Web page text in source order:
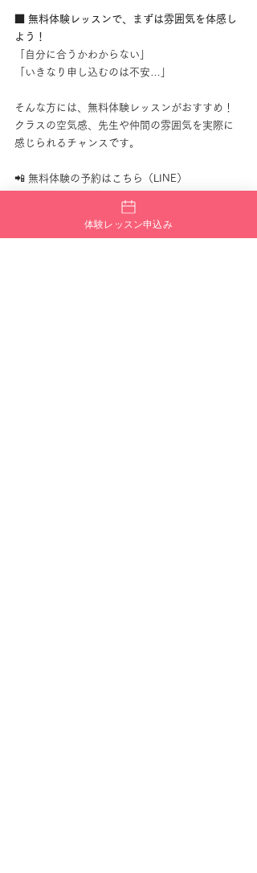
■ 無料体験レッスンで、まずは雰囲気を体感し
よう！
「自分に合うかわからない」
「いきなり申し込むのは不安…」
そんな方には、無料体験レッスンがおすすめ！
クラスの空気感、先生や仲間の雰囲気を実際に
感じられるチャンスです。
📲 無料体験の予約はこちら（LINE）
体験レッスン申込み